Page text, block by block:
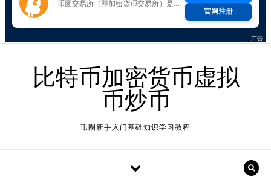
比特币加密货币虚拟
币炒币
币圈新手入门基础知识学习教程